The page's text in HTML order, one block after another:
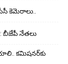
కెమెరాలు..
బీజేపీ నేతలు
కమిషనర్‌కు